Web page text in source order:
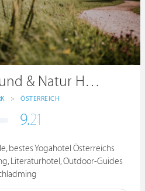
Die Wasnerin G’sund & Natur Hotel
> ÖSTERREICH
9.21
bestes Yogahotel Österreichs
Literaturhotel, Outdoor-Guides